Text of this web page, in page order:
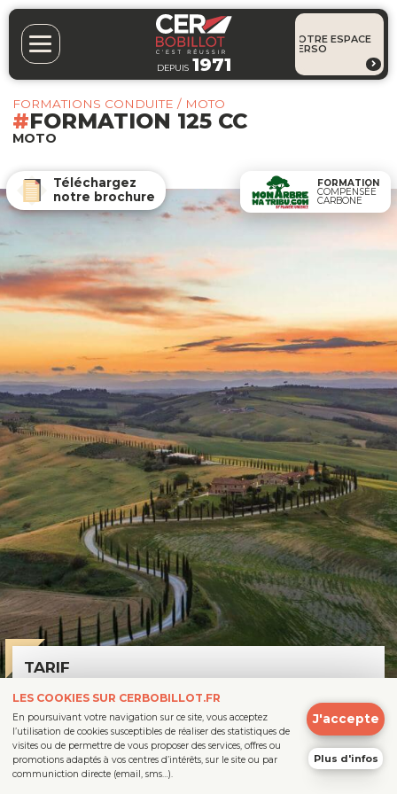
DEPUIS 1971
VOTRE ESPACE
PERSO
FORMATIONS CONDUITE / MOTO
FORMATION 125 CC
MOTO
Téléchargez
notre brochure
FORMATION
COMPENSÉE
CARBONE
TARIF
250 €
assurance & véhicule
compris
Moto Scooter & 3-roues
Besoin d'un conseil ?
LES COOKIES SUR CERBOBILLOT.FR
En poursuivant votre navigation sur ce site, vous acceptez
l’utilisation de cookies susceptibles de réaliser des statistiques de
visites ou de permettre de vous proposer des services, offres ou
promotions adaptés à vos centres d’intérêts, sur le site ou par
communiction directe (email, sms…).
J'accepte
Plus d'infos